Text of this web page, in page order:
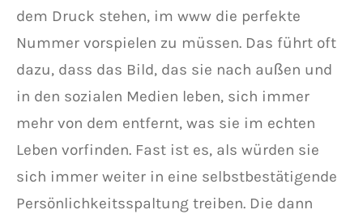
dem Druck stehen, im www die perfekte
Nummer vorspielen zu müssen. Das führt oft
dazu, dass das Bild, das sie nach außen und
in den sozialen Medien leben, sich immer
mehr von dem entfernt, was sie im echten
Leben vorfinden. Fast ist es, als würden sie
sich immer weiter in eine selbstbestätigende
Persönlichkeitsspaltung treiben. Die dann